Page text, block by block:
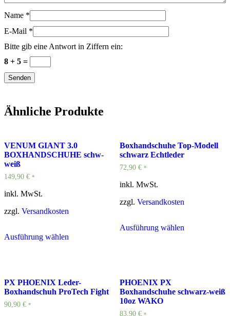
Name *
E-Mail *
Bitte gib eine Antwort in Ziffern ein:
8 + 5 =
Ähnliche Produkte
VENUM GIANT 3.0
BOXHANDSCHUHE schw-
weiß
149,90 € *
inkl. MwSt.
zzgl. Versandkosten
Ausführung wählen
Boxhandschuhe Top-Modell
schwarz Echtleder
72,90 € *
inkl. MwSt.
zzgl. Versandkosten
Ausführung wählen
PX PHOENIX Leder-
Boxhandschuh ProTech Fight
90,90 € *
PHOENIX PX
Boxhandschuhe schwarz-weiß
10oz WAKO
83,90 € *